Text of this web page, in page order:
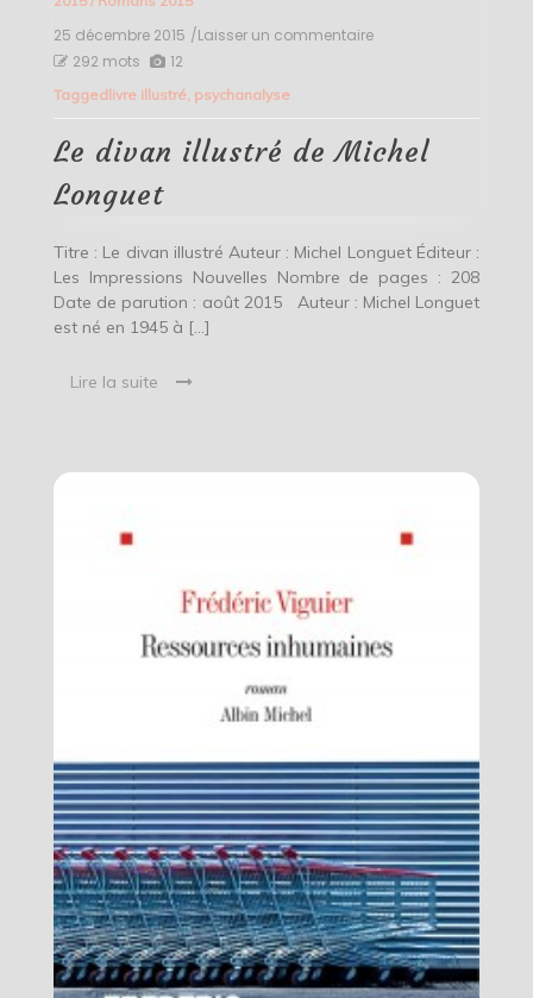
25 décembre 2015 /Laisser un commentaireon
Michel
Longuet
292 mots 12
Taggedlivre illustré psychanalyse
Le divan illustré de Michel
Longuet
Titre : Le divan illustré Auteur : Michel Longuet Éditeur :
Les Impressions Nouvelles Nombre de pages : 208
Date de parution : août 2015 Auteur : Michel Longuet
est né en 1945 à […]
Lire la suite